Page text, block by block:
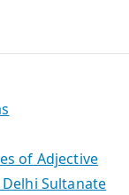
of Adjective
Sultanate